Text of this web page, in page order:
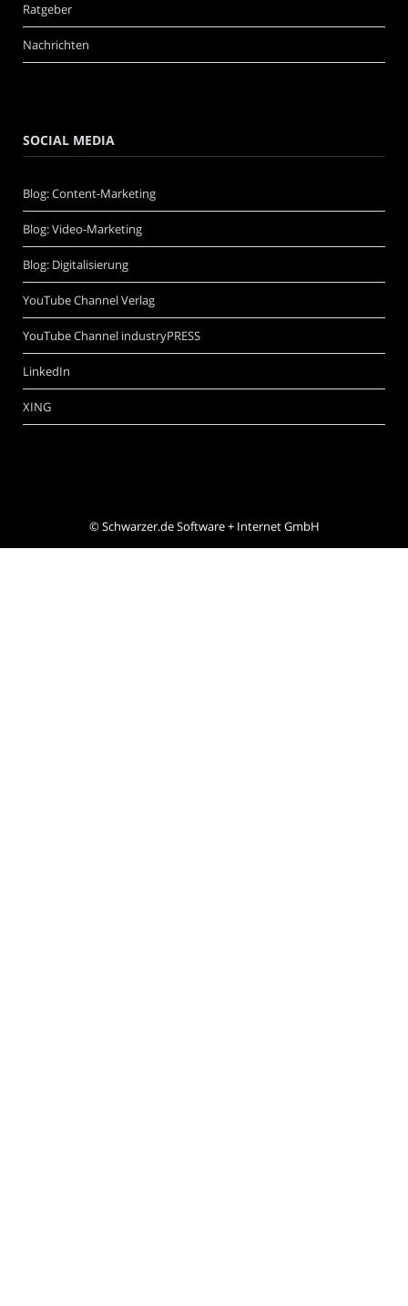
Ratgeber
Nachrichten
SOCIAL MEDIA
Blog: Content-Marketing
Blog: Video-Marketing
Blog: Digitalisierung
YouTube Channel Verlag
YouTube Channel industryPRESS
LinkedIn
XING
©Schwarzer.de Software + Internet GmbH